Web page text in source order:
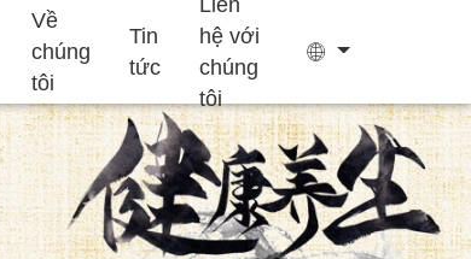
Về
chúng
tôi
Tin
tức
Liên
hệ với
chúng
tôi